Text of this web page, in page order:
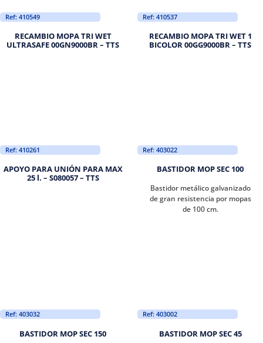
Ref: 410549
RECAMBIO MOPA TRI WET
ULTRASAFE 00GN9000BR – TTS
Ref: 410537
RECAMBIO MOPA TRI WET 1
BICOLOR 00GG9000BR – TTS
Ref: 410261
APOYO PARA UNIÓN PARA MAX
25 l. – S080057 – TTS
Ref: 403022
BASTIDOR MOP SEC 100
Bastidor metálico galvanizado
de gran resistencia por mopas
de 100 cm.
Ref: 403032
BASTIDOR MOP SEC 150
Ref: 403002
BASTIDOR MOP SEC 45